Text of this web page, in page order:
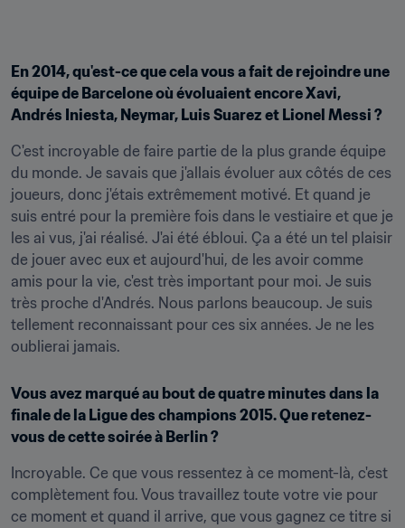
En 2014, qu'est-ce que cela vous a fait de rejoindre une
équipe de Barcelone où évoluaient encore Xavi,
Andrés Iniesta, Neymar, Luis Suarez et Lionel Messi ?
C'est incroyable de faire partie de la plus grande équipe
du monde. Je savais que j'allais évoluer aux côtés de ces
joueurs, donc j'étais extrêmement motivé. Et quand je
suis entré pour la première fois dans le vestiaire et que je
les ai vus, j'ai réalisé. J'ai été ébloui. Ça a été un tel plaisir
de jouer avec eux et aujourd'hui, de les avoir comme
amis pour la vie, c'est très important pour moi. Je suis
très proche d'Andrés. Nous parlons beaucoup. Je suis
tellement reconnaissant pour ces six années. Je ne les
oublierai jamais.
Vous avez marqué au bout de quatre minutes dans la
finale de la Ligue des champions 2015. Que retenez-
vous de cette soirée à Berlin ?
Incroyable. Ce que vous ressentez à ce moment-là, c'est
complètement fou. Vous travaillez toute votre vie pour
ce moment et quand il arrive, que vous gagnez ce titre si